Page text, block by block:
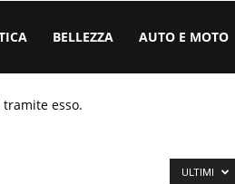
BELLEZZA AUTO E MOTO
esso.
ULTIMI